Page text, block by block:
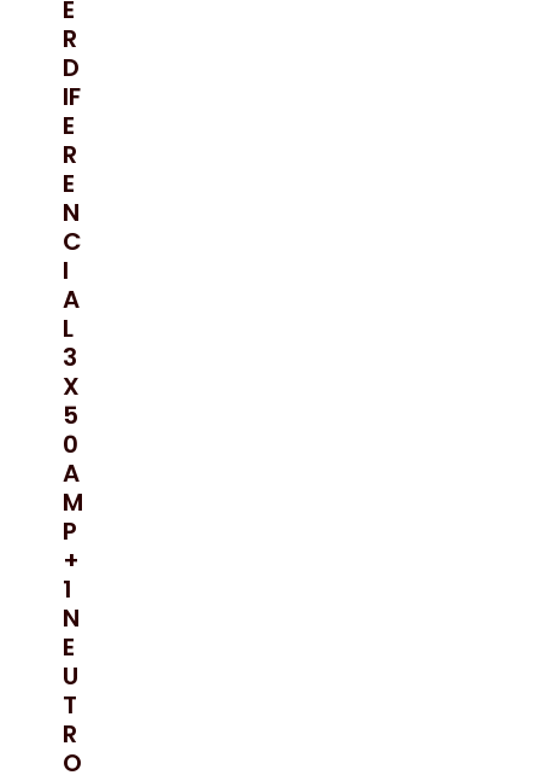
E
R
D
IF
E
R
E
N
C
I
A
L
3
X
5
0
A
M
P
+
1
N
E
U
T
R
O